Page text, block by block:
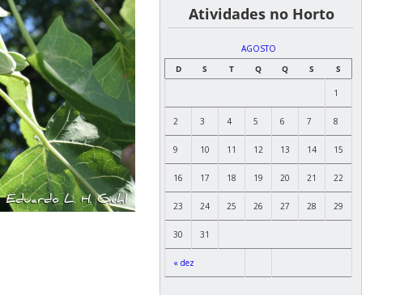
͏ ͏ ͏ ͏ ͏ ͏Atividades no Horto
AGOSTO
D
S T Q Q S S
« dez
1
2 3 4 5 6 7 8
9 10 11 12 13 14 15
16 17 18 19 20 21 22
23 24 25 26 27 28 29
30 31